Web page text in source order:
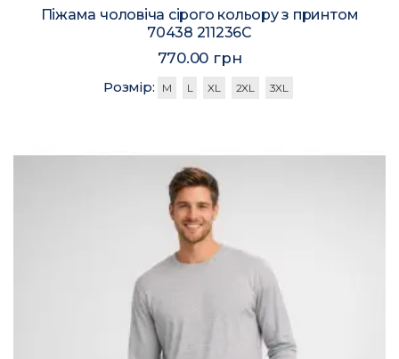
Піжама чоловіча сірого кольору з принтом
70438 211236C
770.00 грн
Розмір: M L XL 2XL 3XL